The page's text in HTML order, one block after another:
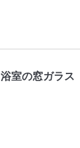
浴室の窓ガラス